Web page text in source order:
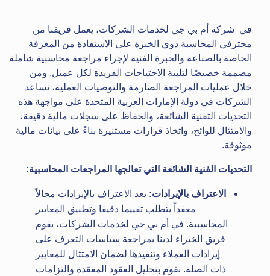
في شركة أم بي جي لخدمات الشركات، يعمل فريقنا من
محترفي المحاسبة ذوي الخبرة على الاستفادة من المعرفة
الخاصة بالصناعة والخبرة الفنية لإجراء مراجعة محاسبية شاملة
مصممة خصيصًا لتلبية الاحتياجات الفريدة لكل عميل. ومن
خلال عمليات المراجعة الصارمة والتوصيات العملية، نساعد
الشركات في دولة الإمارات العربية المتحدة على مواجهة هذه
التحديات التقنية الشائعة، والحفاظ على سجلات مالية دقيقة،
والامتثال للوائح، واتخاذ قرارات مستنيرة بناءً على بيانات مالية
موثوقة.
التحديات الفنية الشائعة التي تعالجها المراجعات المحاسبية:
الاعتراف بالإيرادات: يعد الاعتراف بالإيرادات مجالاً
معقداً يتطلب تقييما دقيقا وتطبيق المعايير
المحاسبية. في أم بي جي لخدمات الشركات، يقوم
فريق الخبراء لدينا بمراجعة سياسات التعرف على
إيرادات العملاء وتنفيذها لضمان الامتثال للمعايير
ذات الصلة. نقوم بتحليل العقود المعقدة والتزامات